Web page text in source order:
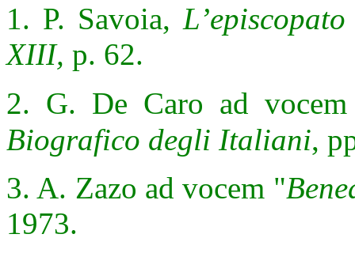
1. P. Savoia,
XIII, p. 62.
2. G. De Caro ad
Biografico degli Italiani,
3. A. Zazo ad vocem "
1973.